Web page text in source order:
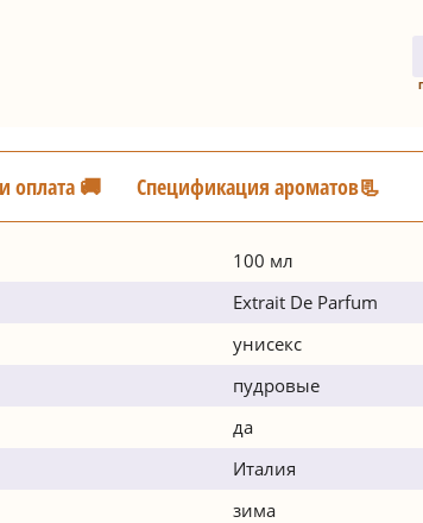
оплата 🚚 Спецификация ароматов📃
100 мл
Extrait De Parfum
унисекс
пудровые
да
Италия
зима